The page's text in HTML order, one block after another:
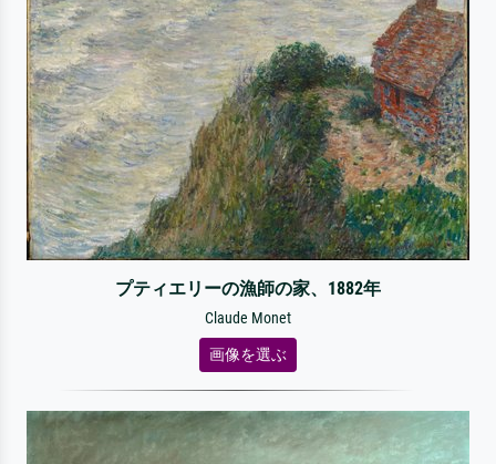
プティエリーの漁師の家、1882年
Claude Monet
画像を選ぶ